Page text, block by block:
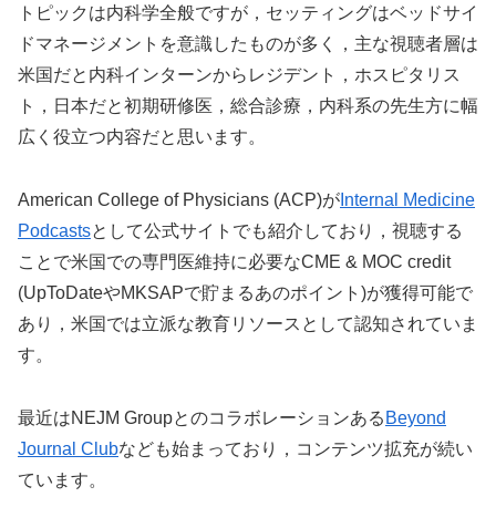
トピックは内科学全般ですが，セッティングはベッドサイ
ドマネージメントを意識したものが多く，主な視聴者層は
米国だと内科インターンからレジデント，ホスピタリス
ト，日本だと初期研修医，総合診療，内科系の先生方に幅
広く役立つ内容だと思います。
American College of Physicians (ACP)が Internal Medicine
Podcastsとして公式サイトでも紹介しており，視聴する
ことで米国での専門医維持に必要なCME & MOC credit
(UpToDateやMKSAPで貯まるあのポイント)が獲得可能で
あり，米国では立派な教育リソースとして認知されていま
す。
最近はNEJM Groupとのコラボレーションある Beyond
Journal Clubなども始まっており，コンテンツ拡充が続い
ています。